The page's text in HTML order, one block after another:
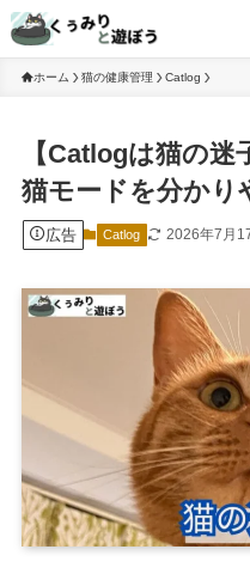
ホーム 猫の健康管理 Catlog
【Catlogは猫の
猫モードを分かり
広告 Catlog 2026年7月